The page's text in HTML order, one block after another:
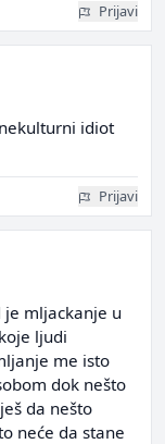
Prijavi
idiot
Prijavi
mljackanje u
ljudi
me isto
dok nešto
da nešto
neće da stane